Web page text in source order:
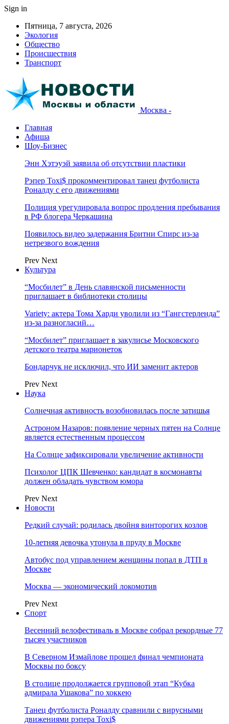
Sign in
Пятница, 7 августа, 2026
Экология
Общество
Происшествия
Транспорт
Москва -
Главная
Афиша
Шоу-Бизнес
Энн Хэтэуэй заявила об отсутствии пластики
Рэпер Toxi$ прокомментировал танец футболиста
Роналду с его движениями
Полиция урегулировала вопрос продления пребывания
в РФ блогера Черкашина
Появилось видео задержания Бритни Спирс из-за
нетрезвого вождения
Prev Next
Культура
“Мосбилет” в День славянской письменности
приглашает в библиотеки столицы
Variety: актера Тома Харди уволили из “Гангстерленда”
из-за разногласий…
“Мосбилет” приглашает в закулисье Московского
детского театра марионеток
Бондарчук не исключил, что ИИ заменит актеров
Prev Next
Наука
Солнечная активность возобновилась после затишья
Астроном Назаров: появление черных пятен на Солнце
является естественным процессом
На Солнце зафиксировали увеличение активности
Психолог ЦПК Шевченко: кандидат в космонавты
должен обладать чувством юмора
Prev Next
Новости
Редкий случай: родилась двойня винторогих козлов
10-летняя девочка утонула в пруду в Москве
Автобус под управлением женщины попал в ДТП в
Москве
Москва — экономический локомотив
Prev Next
Спорт
Весенний велофестиваль в Москве собрал рекордные 77
тысяч участников
В Северном Измайлове прошел финал чемпионата
Москвы по боксу
В столице продолжается групповой этап “Кубка
адмирала Ушакова” по хоккею
Танец футболиста Роналду сравнили с вирусными
движениями рэпера Toxi$